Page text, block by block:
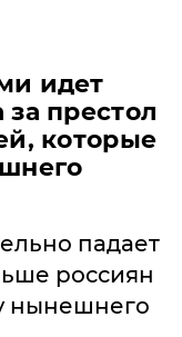
идет
престол
которые
падает
россиян
нынешнего